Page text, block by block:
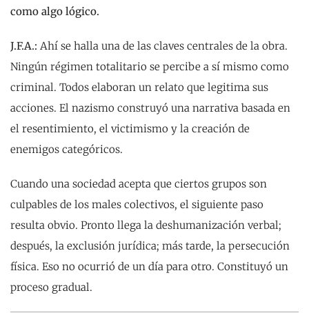
como algo lógico.
J.F.A.: Ahí se halla una de las claves centrales de la obra.
Ningún régimen totalitario se percibe a sí mismo como
criminal. Todos elaboran un relato que legitima sus
acciones. El nazismo construyó una narrativa basada en
el resentimiento, el victimismo y la creación de
enemigos categóricos.
Cuando una sociedad acepta que ciertos grupos son
culpables de los males colectivos, el siguiente paso
resulta obvio. Pronto llega la deshumanización verbal;
después, la exclusión jurídica; más tarde, la persecución
física. Eso no ocurrió de un día para otro. Constituyó un
proceso gradual.